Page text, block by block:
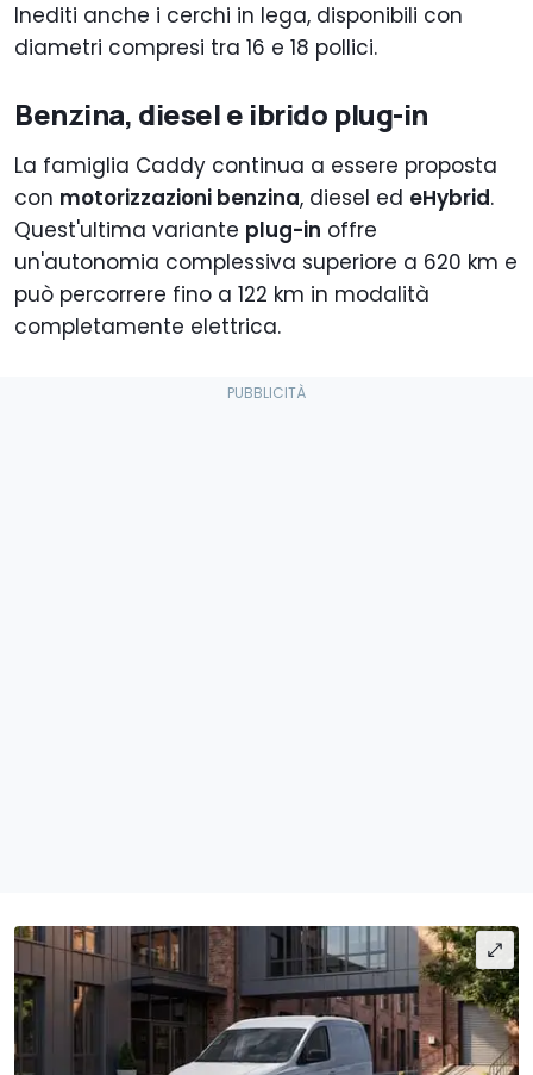
Inediti anche i cerchi in lega, disponibili con
diametri compresi tra 16 e 18 pollici.
Benzina, diesel e ibrido plug-in
La famiglia Caddy continua a essere proposta
con motorizzazioni benzina, diesel ed eHybrid.
Quest'ultima variante plug-in offre
un'autonomia complessiva superiore a 620 km e
può percorrere fino a 122 km in modalità
completamente elettrica.